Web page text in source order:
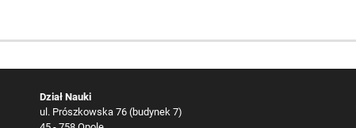
Dział Nauki
ul. Prószkowska 76 (budynek 7)